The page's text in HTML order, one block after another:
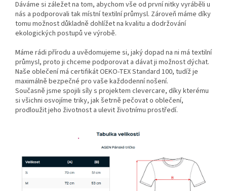
Dáváme si záležet na tom, abychom vše od první nitky vyráběli u
nás a podporovali tak místní textilní průmysl. Zároveň máme díky
tomu možnost důkladně dohlížet na kvalitu a dodržování
ekologických postupů ve výrobě.
Máme rádi přírodu a uvědomujeme si, jaký dopad na ni má textilní
průmysl, proto ji chceme podporovat a dávat ji možnost dýchat.
Naše oblečení má certifikát OEKO-TEX Standard 100, tudíž je
maximálně bezpečné pro vaše každodenní nošení.
Současně jsme spojili síly s projektem clevercare, díky kterému
si všichni osvojíme triky, jak šetrně pečovat o oblečení,
prodloužit jeho životnost a ulevit životnímu prostředí.